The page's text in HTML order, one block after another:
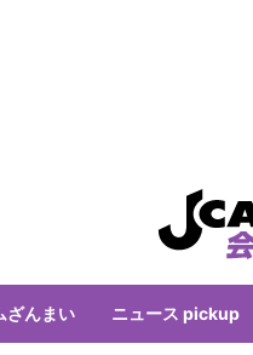
ざんまい ニュース pickup